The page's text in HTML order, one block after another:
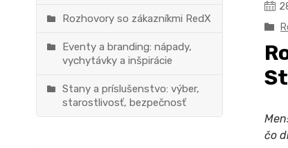
Rozhovory so zákazníkmi RedX
Eventy a branding: nápady,
vychytávky a inšpirácie
Stany a príslušenstvo: výber,
starostlivosť, bezpečnosť
čo